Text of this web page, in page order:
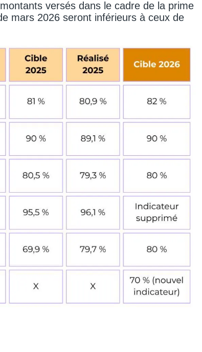
versés dans le cadre de la prime
mars 2026 seront inférieurs à ceux de